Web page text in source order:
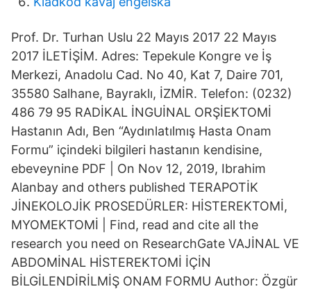
Prof. Dr. Turhan Uslu 22 Mayıs 2017 22 Mayıs
2017 İLETİŞİM. Adres: Tepekule Kongre ve İş
Merkezi, Anadolu Cad. No 40, Kat 7, Daire 701,
35580 Salhane, Bayraklı, İZMİR. Telefon: (0232)
486 79 95 RADİKAL İNGUİNAL ORŞİEKTOMİ
Hastanın Adı, Ben “Aydınlatılmış Hasta Onam
Formu” içindeki bilgileri hastanın kendisine,
ebeveynine PDF | On Nov 12, 2019, Ibrahim
Alanbay and others published TERAPOTİK
JİNEKOLOJİK PROSEDÜRLER: HİSTEREKTOMİ,
MYOMEKTOMİ | Find, read and cite all the
research you need on ResearchGate VAJİNAL VE
ABDOMİNAL HİSTEREKTOMİ İÇİN
BİLGİLENDİRİLMİŞ ONAM FORMU Author: Özgür